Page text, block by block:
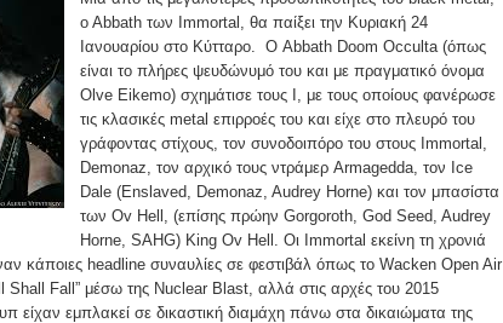
o Abbath των Immortal, θα παίξει την Κυριακή 24
Ιανουαρίου στο Κύτταρο. Ο Abbath Doom Occulta (όπως
είναι το πλήρες ψευδώνυμό του και με πραγματικό όνομα
Olve Eikemo) σχημάτισε τους I, με τους οποίους φανέρωσε
τις κλασικές metal επιρροές του και είχε στο πλευρό του
γράφοντας στίχους, τον συνοδοιπόρο του στους Immortal,
Demonaz, τον αρχικό τους ντράμερ Armagedda, τον Ice
Dale (Enslaved, Demonaz, Audrey Horne) και τον μπασίστα
των Ov Hell, (επίσης πρώην Gorgoroth, God Seed, Audrey
Horne, SAHG) King Ov Hell. Οι Immortal εκείνη τη χρονιά
κάποιες headline συναυλίες σε φεστιβάλ όπως το Wacken Open Air
Shall Fall” μέσω της Nuclear Blast, αλλά στις αρχές του 2015
είχαν εμπλακεί σε δικαστική διαμάχη πάνω στα δικαιώματα της